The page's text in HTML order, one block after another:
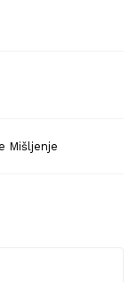
Mišljenje